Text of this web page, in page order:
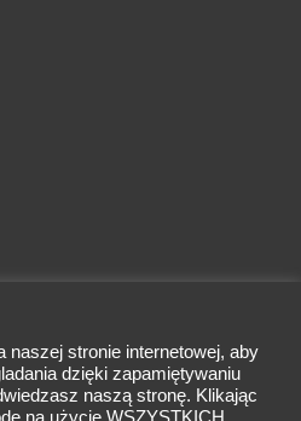
naszej stronie internetowej, aby
dzięki zapamiętywaniu
naszą stronę. Klikając